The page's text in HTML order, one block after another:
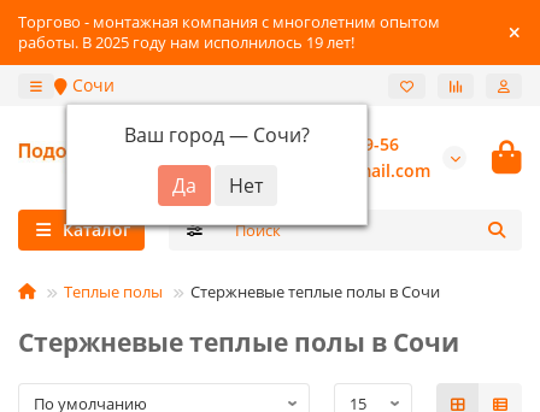
Торгово - монтажная компания с многолетним опытом
работы. В 2025 году нам исполнилось 19 лет!
Сочи
Ваш город — Сочи?
+7 (800) 777-89-56
burannsk@gmail.com
Каталог
Теплые полы Стержневые теплые полы в Сочи
Стержневые теплые полы в Сочи